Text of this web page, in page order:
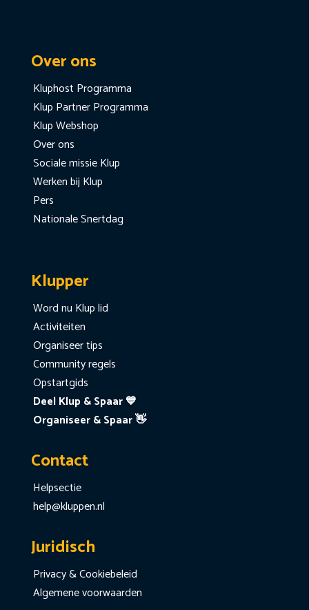
Over ons
Kluphost Programma
Klup Partner Programma
Klup Webshop
Over ons
Sociale missie Klup
Werken bij Klup
Pers
Nationale Snertdag
Klupper
Word nu Klup lid
Activiteiten
Organiseer tips
Community regels
Opstartgids
Deel Klup & Spaar 💙
Organiseer & Spaar 👋
Contact
Helpsectie
help@kluppen.nl
Juridisch
Privacy & Cookiebeleid
Algemene voorwaarden